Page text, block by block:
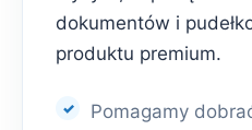
dokumentów i
produktu premium.
Pomagamy